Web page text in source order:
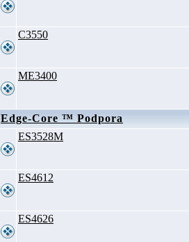
C3550
ME3400
Edge-Core ™ Podpora
ES3528M
ES4612
ES4626